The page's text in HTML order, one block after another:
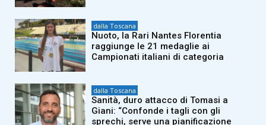
dalla Toscana
Nuoto, la Rari Nantes Florentia
raggiunge le 21 medaglie ai
Campionati italiani di categoria
dalla Toscana
Sanità, duro attacco di Tomasi a
Giani: “Confonde i tagli con gli
sprechi, serve una pianificazione